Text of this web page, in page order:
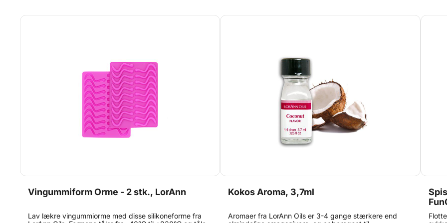
med
din
Vingummiform Orme - 2 stk., LorAnn
Lav lækre vingummiorme med disse silikoneforme fra
Kokos Aroma, 3,7ml
Aromaer fra LorAnn Oils er 3-4 gange stærkere end